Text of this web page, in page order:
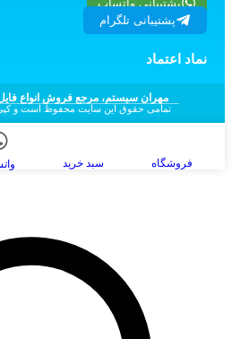
پشتیبانی واتساپ
پشتیبانی تلگرام
نماد اعتماد
مهران سیستم، مرجع فروش انواع
تمامی حقوق این سایت محفوظ است و کپی
فروشگاه سبد خرید